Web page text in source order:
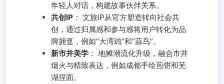
年轻人对话，构建故事伙伴关系。
共创IP ： 文旅IP从官方塑造转向社会共
创，通过归属感和参与感将用户转化为品
牌拥趸，例如“大湾鸡”和“蒜鸟”。
新市井美学 ： 地摊潮流化升级，融合市井
烟火与精致表达，例如成都手绘煎饼和芜
湖捏面。